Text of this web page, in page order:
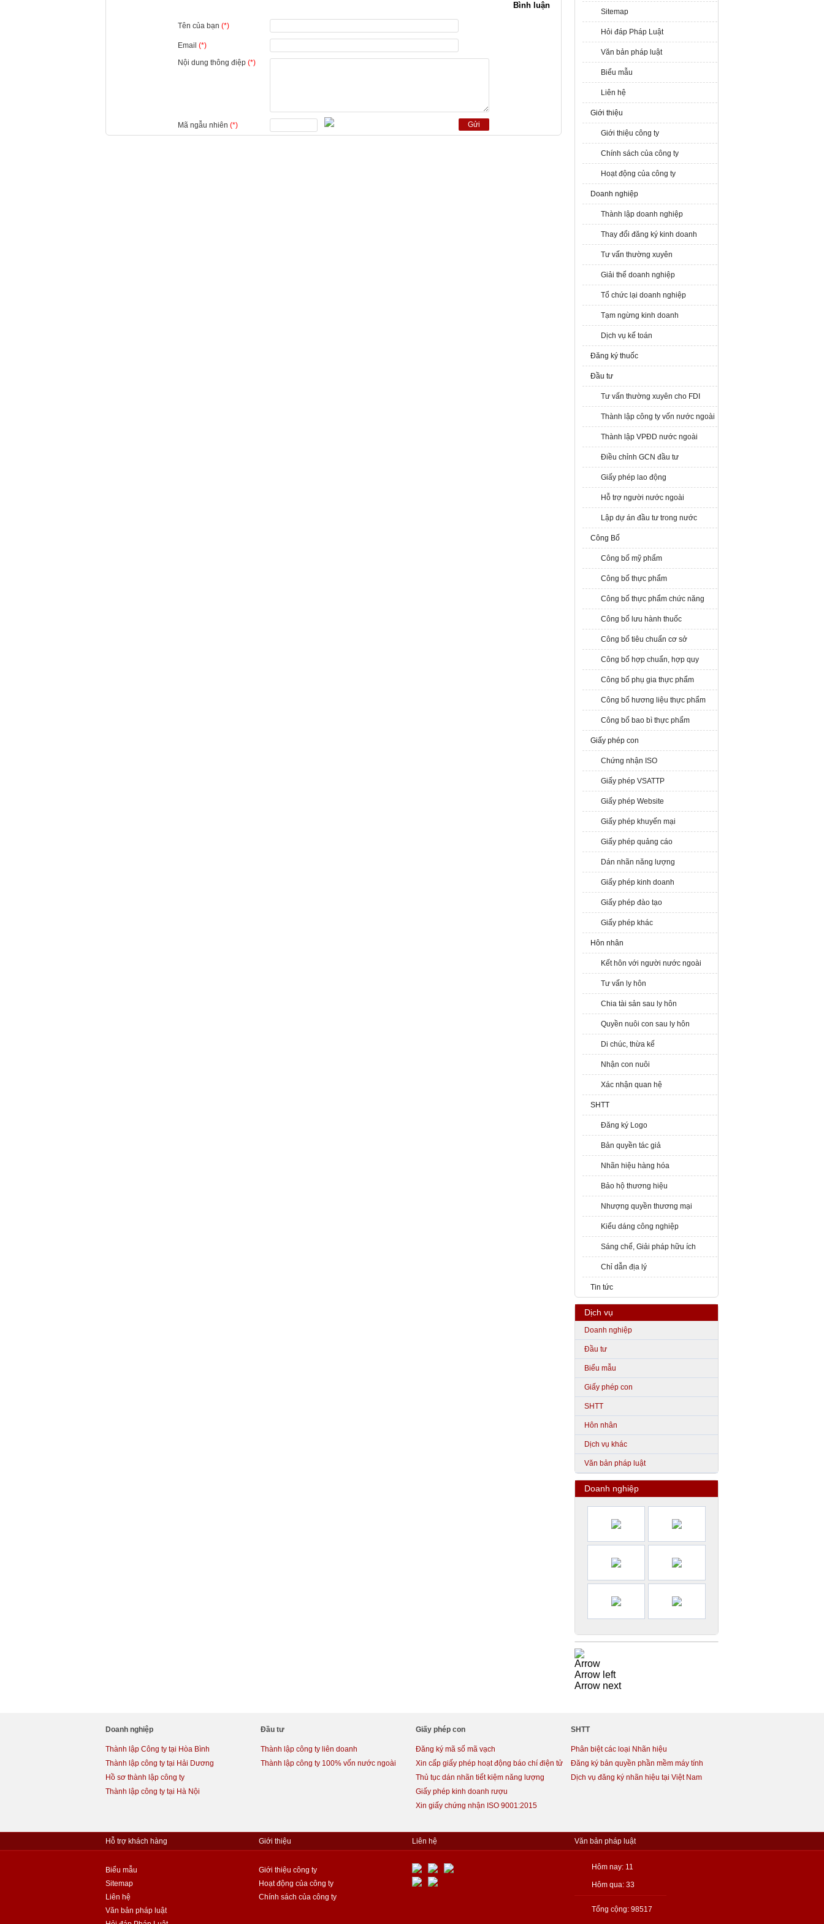
Bình luận
Tên của bạn (*)
Email (*)
Nội dung thông điệp (*)
Mã ngẫu nhiên (*) Gửi
Sitemap
Hỏi đáp Pháp Luật
Văn bản pháp luật
Biểu mẫu
Liên hệ
Giới thiệu
Giới thiệu công ty
Chính sách của công ty
Hoạt động của công ty
Doanh nghiệp
Thành lập doanh nghiệp
Thay đổi đăng ký kinh doanh
Tư vấn thường xuyên
Giải thể doanh nghiệp
Tổ chức lại doanh nghiệp
Tạm ngừng kinh doanh
Dịch vụ kế toán
Đăng ký thuốc
Đầu tư
Tư vấn thường xuyên cho FDI
Thành lập công ty vốn nước ngoài
Thành lập VPĐD nước ngoài
Điều chỉnh GCN đầu tư
Giấy phép lao động
Hỗ trợ người nước ngoài
Lập dự án đầu tư trong nước
Công Bố
Công bố mỹ phẩm
Công bố thực phẩm
Công bố thực phẩm chức năng
Công bố lưu hành thuốc
Công bố tiêu chuẩn cơ sở
Công bố hợp chuẩn, hợp quy
Công bố phụ gia thực phẩm
Công bố hương liệu thực phẩm
Công bố bao bì thực phẩm
Giấy phép con
Chứng nhận ISO
Giấy phép VSATTP
Giấy phép Website
Giấy phép khuyến mại
Giấy phép quảng cáo
Dán nhãn năng lượng
Giấy phép kinh doanh
Giấy phép đào tạo
Giấy phép khác
Hôn nhân
Kết hôn với người nước ngoài
Tư vấn ly hôn
Chia tài sản sau ly hôn
Quyền nuôi con sau ly hôn
Di chúc, thừa kế
Nhận con nuôi
Xác nhận quan hệ
SHTT
Đăng ký Logo
Bản quyền tác giả
Nhãn hiệu hàng hóa
Bảo hộ thương hiệu
Nhượng quyền thương mại
Kiểu dáng công nghiệp
Sáng chế, Giải pháp hữu ích
Chỉ dẫn địa lý
Tin tức
Dịch vụ
Doanh nghiệp
Đầu tư
Biểu mẫu
Giấy phép con
SHTT
Hôn nhân
Dịch vụ khác
Văn bản pháp luật
Doanh nghiệp
Arrow
Arrow left
Arrow next
Doanh nghiệp
Thành lập Công ty tại Hòa Bình
Thành lập công ty tại Hải Dương
Hồ sơ thành lập công ty
Thành lập công ty tại Hà Nội
Đầu tư
Thành lập công ty liên doanh
Thành lập công ty 100% vốn nước ngoài
Giấy phép con
Đăng ký mã số mã vạch
Xin cấp giấy phép hoạt động báo chí điện tử
Thủ tục dán nhãn tiết kiệm năng lượng
Giấy phép kinh doanh rượu
Xin giấy chứng nhận ISO 9001:2015
SHTT
Phân biệt các loại Nhãn hiệu
Đăng ký bản quyền phần mềm máy tính
Dịch vụ đăng ký nhãn hiệu tại Việt Nam
Hỗ trợ khách hàng Giới thiệu Liên hệ Văn bản pháp luật
Biểu mẫu
Sitemap
Liên hệ
Văn bản pháp luật
Giới thiệu công ty
Hoạt động của công ty
Chính sách của công ty
Hôm nay: 11
Hôm qua: 33
Tổng cộng: 98517